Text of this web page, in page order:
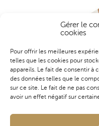
Gérer le
cookies
Pour offrir les meilleures
telles que les cookies pour
appareils. Le fait de consentir à
des données telles que le
sur ce site. Le fait de ne pas
avoir un effet négatif sur